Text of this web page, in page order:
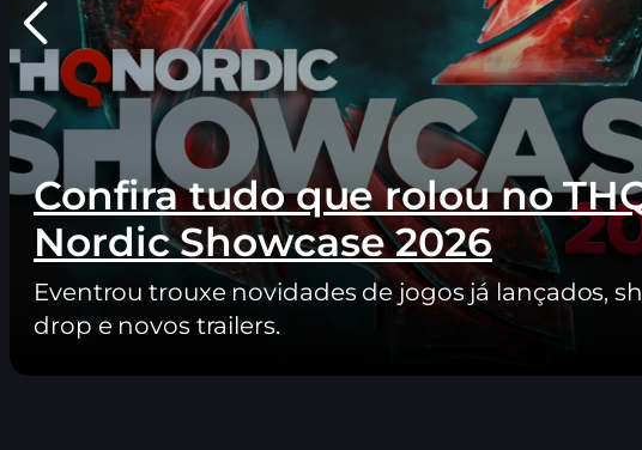
Confira tudo que rolou no
Nordic Showcase 2026
Eventrou trouxe novidades de jogos já lançados,
drop e novos trailers.